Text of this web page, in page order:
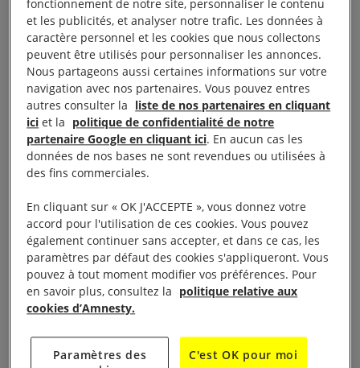
aux actions des associations locales, avait évolué en
raison de la pandémie de Covid-19.
Alors que l’étude rend compte des inquiétudes
grandissantes face à un contexte économique
difficile, à un sentiment d’insécurité de plus en plus
partagé ainsi qu’à une fatigue face à une situation
humanitaire qui semble insoluble, les personnes
leur ville, de leur fierté, de leur empathie et du rôle
considéré comme légitime mais complexe et
polyphonique des associations qui viennent en aide
aux personnes exilées. 76% d’entre elles trouvent
nécessaire le travail des associations qui leur
aidants devraient communiquer avec les
fonctionnement de notre site, personnaliser le contenu
et les publicités, et analyser notre trafic. Les données à
caractère personnel et les cookies que nous collectons
peuvent être utilisés pour personnaliser les annonces.
Nous partageons aussi certaines informations sur votre
navigation avec nos partenaires. Vous pouvez entres
autres consulter la liste de nos partenaires en cliquant
ici et la politique de confidentialité de notre
partenaire Google en cliquant ici. En aucun cas les
données de nos bases ne sont revendues ou utilisées à
des fins commerciales.
En cliquant sur « OK J'ACCEPTE », vous donnez votre
accord pour l'utilisation de ces cookies. Vous pouvez
également continuer sans accepter, et dans ce cas, les
paramètres par défaut des cookies s'appliqueront. Vous
pouvez à tout moment modifier vos préférences. Pour
en savoir plus, consultez la politique relative aux
cookies d’Amnesty.
Paramètres des
C'est OK pour moi